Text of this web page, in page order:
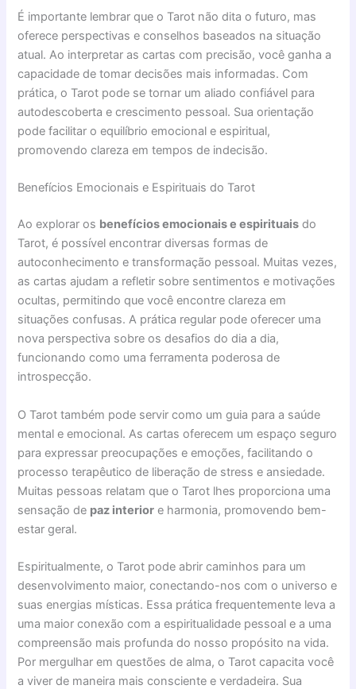
É importante lembrar que o Tarot não dita o futuro, mas
oferece perspectivas e conselhos baseados na situação
atual. Ao interpretar as cartas com precisão, você ganha a
capacidade de tomar decisões mais informadas. Com
prática, o Tarot pode se tornar um aliado confiável para
autodescoberta e crescimento pessoal. Sua orientação
pode facilitar o equilíbrio emocional e espiritual,
promovendo clareza em tempos de indecisão.
Benefícios Emocionais e Espirituais do Tarot
Ao explorar os benefícios emocionais e espirituais do
Tarot, é possível encontrar diversas formas de
autoconhecimento e transformação pessoal. Muitas vezes,
as cartas ajudam a refletir sobre sentimentos e motivações
ocultas, permitindo que você encontre clareza em
situações confusas. A prática regular pode oferecer uma
nova perspectiva sobre os desafios do dia a dia,
funcionando como uma ferramenta poderosa de
introspecção.
O Tarot também pode servir como um guia para a saúde
mental e emocional. As cartas oferecem um espaço seguro
para expressar preocupações e emoções, facilitando o
processo terapêutico de liberação de stress e ansiedade.
Muitas pessoas relatam que o Tarot lhes proporciona uma
sensação de paz interior e harmonia, promovendo bem-
estar geral.
Espiritualmente, o Tarot pode abrir caminhos para um
desenvolvimento maior, conectando-nos com o universo e
suas energias místicas. Essa prática frequentemente leva a
uma maior conexão com a espiritualidade pessoal e a uma
compreensão mais profunda do nosso propósito na vida.
Por mergulhar em questões de alma, o Tarot capacita você
a viver de maneira mais consciente e verdadeira. Sua